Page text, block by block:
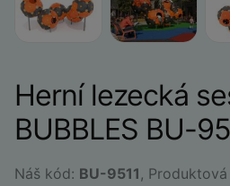
Herní lezecká
BUBBLES BU-
Náš kód: BU-9511 ,